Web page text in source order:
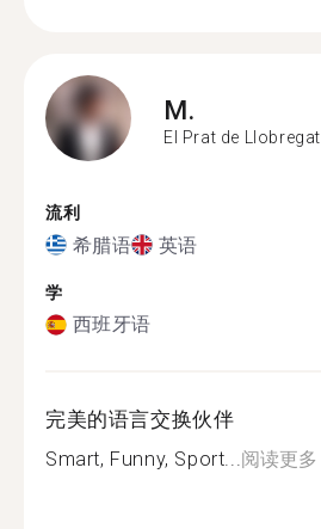
M.
El Prat de Llobregat
流利
希腊语 英语
学
西班牙语
完美的语言交换伙伴
Smart, Funny, Sport...阅读更多